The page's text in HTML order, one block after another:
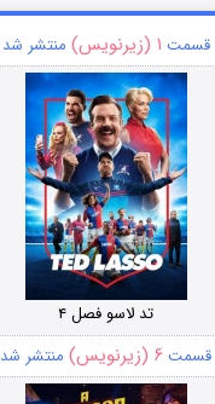
قسمت ۱ (زیرنویس) منتشر شد
تد لاسو فصل ۴
قسمت ۶ (زیرنویس) منتشر شد